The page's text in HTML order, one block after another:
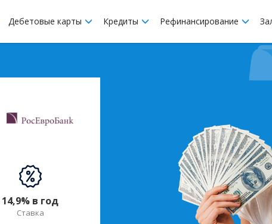
Дебетовые карты Кредиты Рефинансирование
14,9% в год
Ставка